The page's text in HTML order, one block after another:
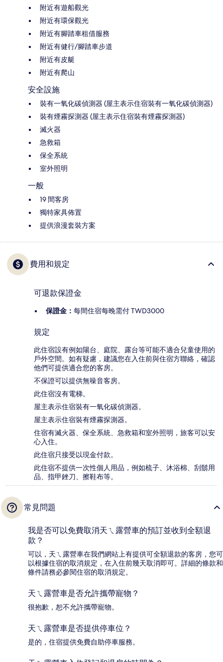
附近有遊船觀光
附近有環保觀光
附近有腳踏車租借服務
附近有健行/腳踏車步道
附近有皮艇
附近有爬山
安全設施
裝有一氧化碳偵測器 (屋主表示住宿裝有一氧化碳偵測器)
裝有煙霧探測器 (屋主表示住宿裝有煙霧探測器)
滅火器
急救箱
保全系統
室外照明
一般
19 間客房
獨特家具佈置
提供浪漫套裝方案
費用和規定
可退款保證金
保證金： 每間住宿每晚需付 TWD3000
規定
此住宿設有例如陽台、庭院、露台等可能不適合兒童使用的
戶外空間。如有疑慮，建議您在入住前與住宿方聯絡，確認
他們可提供適合您的客房。
不保證可以提供無噪音客房。
此住宿沒有電梯。
屋主表示住宿裝有一氧化碳偵測器。
屋主表示住宿裝有煙霧探測器。
住宿有滅火器、保全系統、急救箱和室外照明，旅客可以安
心入住。
此住宿只接受以現金付款。
此住宿不提供一次性個人用品，例如梳子、沐浴棉、刮鬍用
品、指甲銼刀、擦鞋布等。
常見問題
我是否可以免費取消天ㄟ露營車的預訂並收到全額退
款？
可以，天ㄟ露營車在我們網站上有提供可全額退款的客房，您可
以根據住宿的取消規定，在入住前幾天取消即可。詳細的條款和
條件請務必參閱住宿的取消規定。
天ㄟ露營車是否允許攜帶寵物？
很抱歉，恕不允許攜帶寵物。
天ㄟ露營車是否提供停車位？
是的，住宿提供免費自助停車服務。